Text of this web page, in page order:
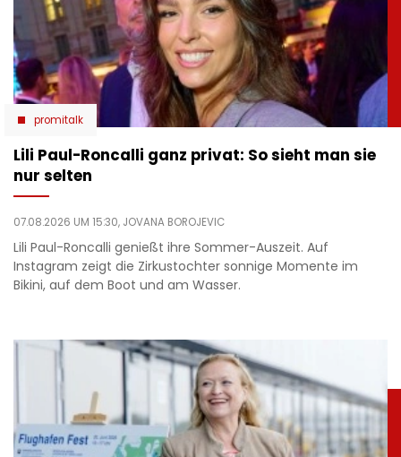
promitalk
Lili Paul-Roncalli ganz privat: So sieht man sie
nur selten
07.08.2026 UM 15:30, JOVANA BOROJEVIC
Lili Paul-Roncalli genießt ihre Sommer-Auszeit. Auf
Instagram zeigt die Zirkustochter sonnige Momente im
Bikini, auf dem Boot und am Wasser.